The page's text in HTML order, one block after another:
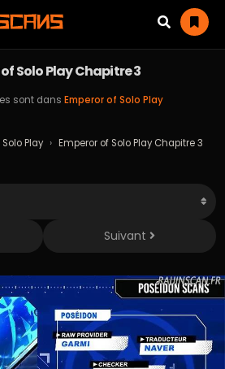
Solo Play Chapitre 3
sont dans Emperor of Solo Play
Play › Emperor of Solo Play Chapitre 3
Suivant